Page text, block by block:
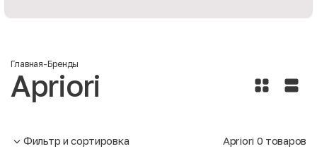
Главная-Бренды
Apriori
Фильтр и сортировка Apriori 0 товаров